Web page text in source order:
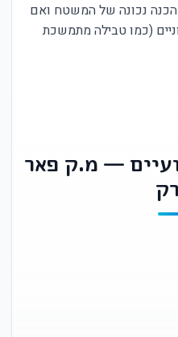
נכונה של המשטח ואם
(כמו טבילה מתמשכת
— מ.ק פאר